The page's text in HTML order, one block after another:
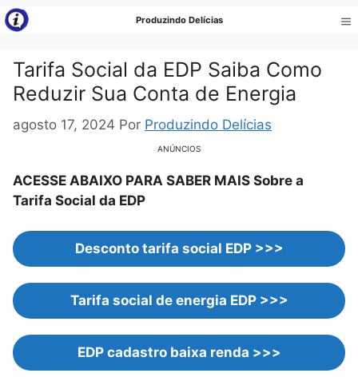
Pular
para
conteúdo
Produzindo Delícias
Tarifa Social da EDP Saiba Como
Reduzir Sua Conta de Energia
agosto 17, 2024 Por Produzindo Delícias
ANÚNCIOS
ACESSE ABAIXO PARA SABER MAIS Sobre a
Tarifa Social da EDP
Desconto tarifa social EDP >>>
Tarifa social de energia EDP >>>
EDP cadastro baixa renda >>>